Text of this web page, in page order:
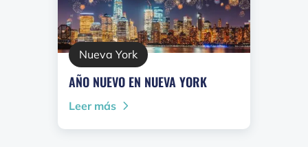
Nueva York
AÑO NUEVO EN NUEVA YORK
Leer más